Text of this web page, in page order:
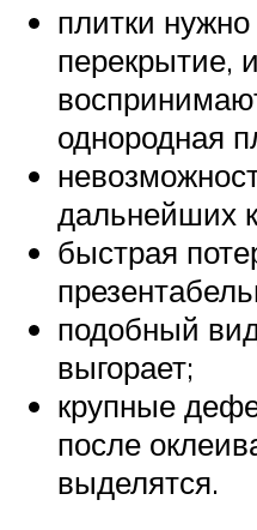
плитки
перекрытие,
однородная
дальнейших
быстрая
подобный
выгорает;
крупные
после
выделятся.